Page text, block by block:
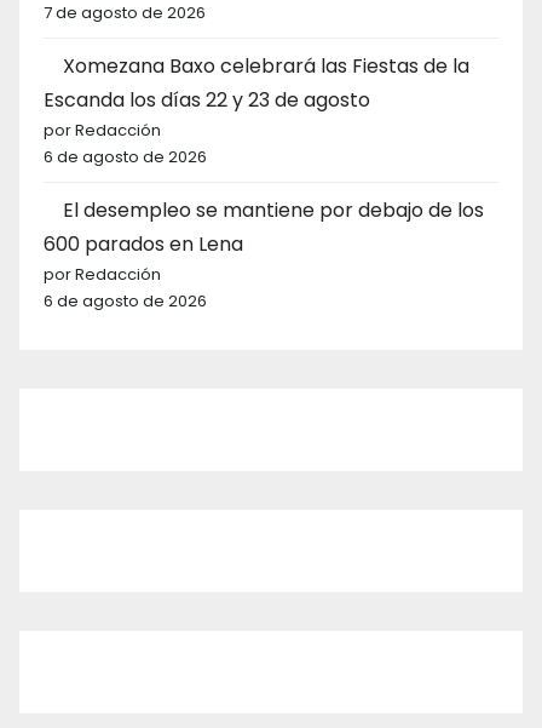
7 de agosto de 2026
Xomezana Baxo celebrará las Fiestas de la
Escanda los días 22 y 23 de agosto
por Redacción
6 de agosto de 2026
El desempleo se mantiene por debajo de los
600 parados en Lena
por Redacción
6 de agosto de 2026